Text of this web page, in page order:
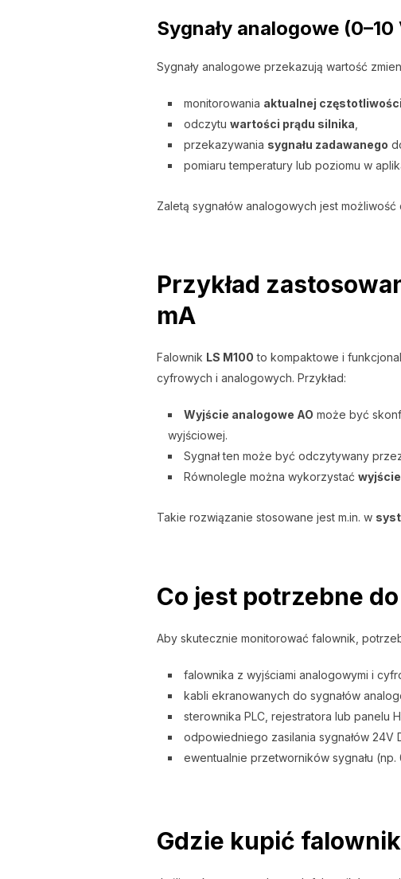
Sygnały analogowe (0–10
Sygnały analogowe przekazują wartość
monitorowania aktualnej
odczytu wartości prądu silnika
przekazywania sygnału zadawanego
pomiaru temperatury lub poziomu w
Zaletą sygnałów analogowych jest
Przykład
mA
Falownik LS M100 to kompaktowe i
cyfrowych i analogowych. Przykład:
Wyjście analogowe AO może być
wyjściowej.
Sygnał ten może być odczytywany
Równolegle można wykorzystać
Takie rozwiązanie stosowane jest m.in. w
Co jest potrzebne
Aby skutecznie monitorować falownik,
falownika z wyjściami analogowymi i
kabli ekranowanych do sygnałów
sterownika PLC, rejestratora lub panelu
odpowiedniego zasilania sygnałów 24V
ewentualnie przetworników sygnału (np.
Gdzie kupić